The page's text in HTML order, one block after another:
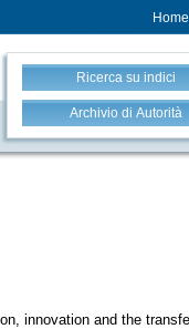
Home
Ricerca su indici
Archivio di Autorità